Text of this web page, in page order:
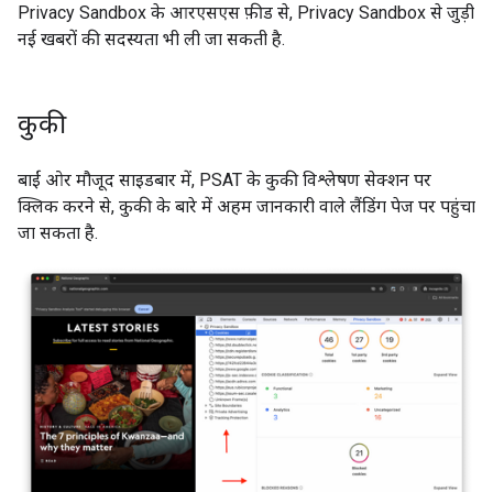
Privacy Sandbox के आरएसएस फ़ीड से, Privacy Sandbox से जुड़ी
नई खबरों की सदस्यता भी ली जा सकती है.
कुकी
बाईं ओर मौजूद साइडबार में, PSAT के कुकी विश्लेषण सेक्शन पर
क्लिक करने से, कुकी के बारे में अहम जानकारी वाले लैंडिंग पेज पर पहुंचा
जा सकता है.